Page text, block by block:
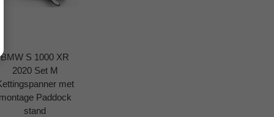
BMW S 1000 XR
2020 Set M
met
Paddock
stand